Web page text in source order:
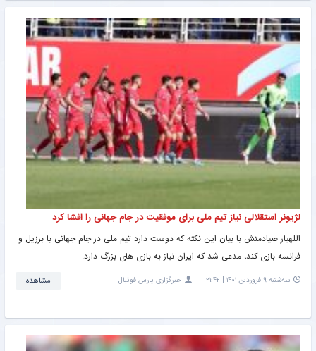
لژیونر استقلالی نیاز تیم ملی برای موفقیت در جام جهانی را افشا کرد
اللهیار صیادمنش با بیان این نکته که دوست دارد تیم ملی در جام جهانی با برزیل و
فرانسه بازی کند، مدعی شد که ایران نیاز به بازی های بزرگ دارد.
سه‌شنبه ۹ فروردین ۱۴۰۱ | ۲۱:۴۲ خبرگزاری پارس فوتبال مشاهده